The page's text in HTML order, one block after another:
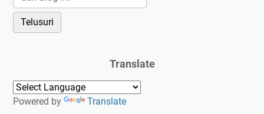
Translate
Powered by Translate